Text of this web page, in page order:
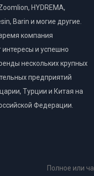
HYDREMA,
Barin и могие другие.
компания
интересы и успешно
нескольких крупных
предприятий
Турции и Китая на
Федерации.
Полное или